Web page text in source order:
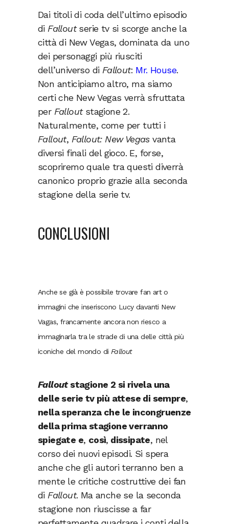
Dai titoli di coda dell’ultimo episodio
di Falloutserie tv si scorge anche la
città di New Vegas, dominata da uno
dei personaggi più riusciti
dell’universo di Fallout: Mr. House.
Non anticipiamo altro, ma siamo
certi che New Vegas verrà sfruttata
per Falloutstagione 2.
Naturalmente, come per tutti i
Fallout, Fallout: New Vegasvanta
diversi finali del gioco. E, forse,
scopriremo quale tra questi diverrà
canonico proprio grazie alla seconda
stagione della serie tv.
CONCLUSIONI
Anche se già è possibile trovare fan art o
immagini che inseriscono Lucy davanti New
Vagas, francamente ancora non riesco a
immaginarla tra le strade di una delle città più
iconiche del mondo di Fallout
Falloutstagione 2 si rivela una
delle serie tv più attese di sempre,
nella speranza che le incongruenze
della prima stagione verranno
spiegate e, così, dissipate, nel
corso dei nuovi episodi. Si spera
anche che gli autori terranno ben a
mente le critiche costruttive dei fan
di Fallout. Ma anche se la seconda
stagione non riuscisse a far